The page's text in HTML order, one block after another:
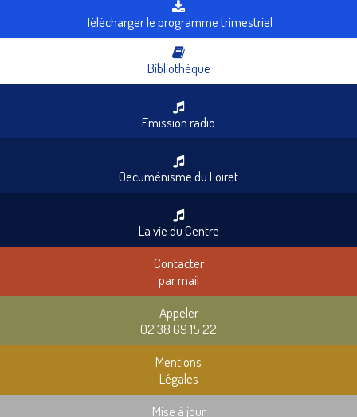
Télécharger le programme trimestriel
Bibliothèque
Emission radio
Oecuménisme du Loiret
La vie du Centre
Contacter
par mail
Appeler
02 38 69 15 22
Mentions
Légales
Mise à jour